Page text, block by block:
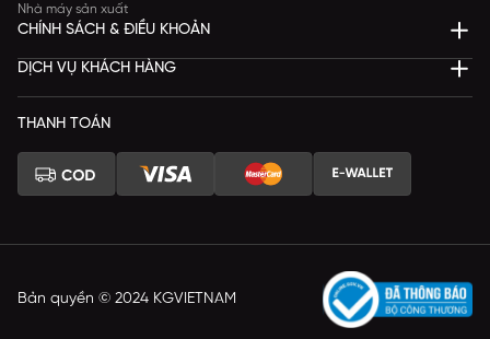
Nhà máy sản xuất
CHÍNH SÁCH & ĐIỀU KHOẢN
DỊCH VỤ KHÁCH HÀNG
THANH TOÁN
Bản quyền © 2024 KGVIETNAM